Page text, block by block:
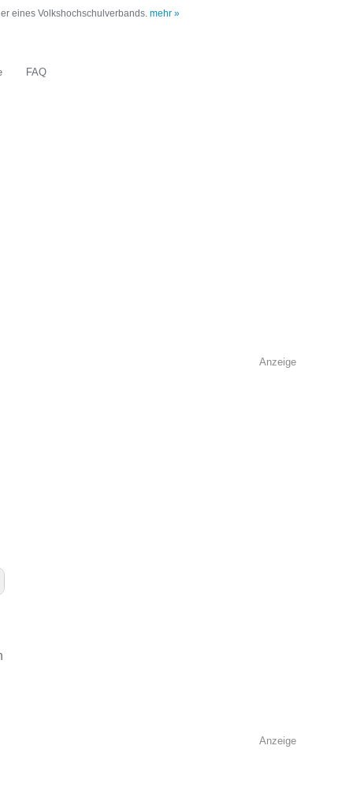
eines Volkshochschulverbands. mehr »
FAQ
Anzeige
Anzeige